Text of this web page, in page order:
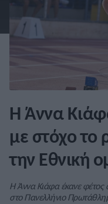
Η Άννα
με στόχο το
την Εθνική
Η Άννα Κιάφα έκανε φέτος
στο Πανελλήνιο